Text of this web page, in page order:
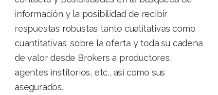
información y la posibilidad de recibir
respuestas robustas tanto cualitativas como
cuantitativas: sobre la oferta y toda su cadena
de valor desde Brokers a productores,
agentes institorios, etc., así como sus
asegurados.